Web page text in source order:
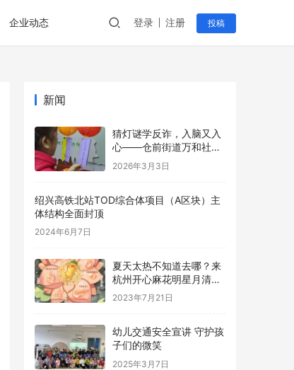
企业动态 登录 注册 投稿
新闻
猜灯谜学反诈，入脑又入
心——仓前街道万和社区
开展元宵反诈主题宣传活
2026年3月3日
绍兴高铁北站TOD综合体项目（A区块）主
体结构全面封顶
2024年6月7日
夏天太热不知道去哪？来
杭州开心麻花明星月清凉
一夏！
2023年7月21日
幼儿交通安全宣讲 守护孩
子们的微笑
2025年3月7日